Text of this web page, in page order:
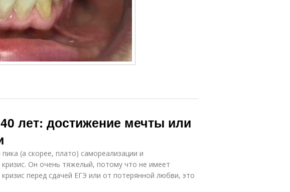
лет: достижение мечты или
(а скорее, плато) самореализации и
Он очень тяжелый, потому что не имеет
перед сдачей ЕГЭ или от потерянной любви, это